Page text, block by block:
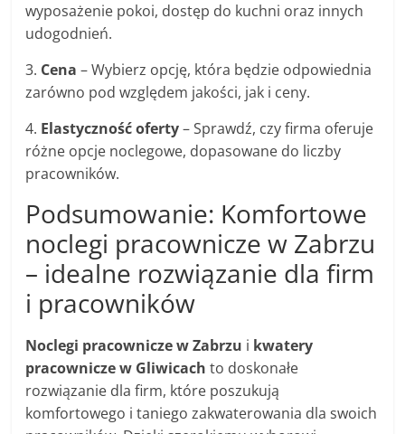
wyposażenie pokoi, dostęp do kuchni oraz innych
udogodnień.
3. Cena – Wybierz opcję, która będzie odpowiednia
zarówno pod względem jakości, jak i ceny.
4. Elastyczność oferty– Sprawdź, czy firma oferuje
różne opcje noclegowe, dopasowane do liczby
pracowników.
Podsumowanie: Komfortowe
noclegi pracownicze w Zabrzu
– idealne rozwiązanie dla firm
i pracowników
Noclegi pracownicze w Zabrzu i kwatery
pracownicze w Gliwicach to doskonałe
rozwiązanie dla firm, które poszukują
komfortowego i taniego zakwaterowania dla swoich